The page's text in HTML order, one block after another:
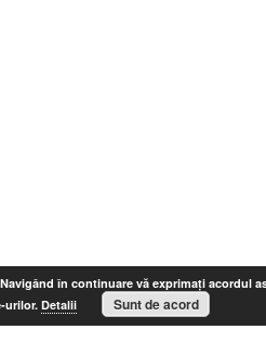
în continuare vă exprimaţi acordul
urilor.Detalii Sunt de acord